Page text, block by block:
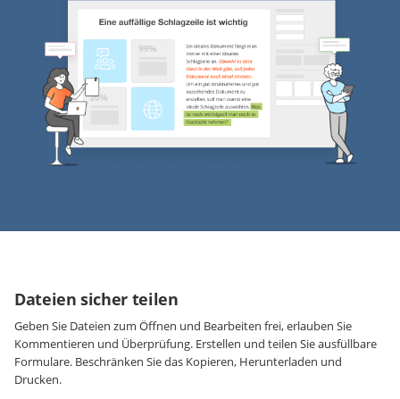
Dateien sicher teilen
Geben Sie Dateien zum Öffnen und Bearbeiten frei, erlauben Sie
Kommentieren und Überprüfung. Erstellen und teilen Sie ausfüllbare
Formulare. Beschränken Sie das Kopieren, Herunterladen und
Drucken.